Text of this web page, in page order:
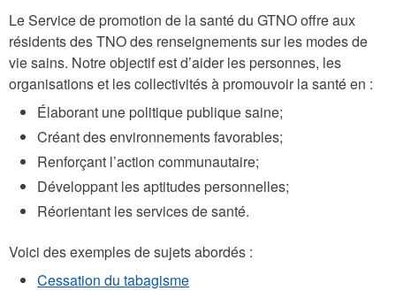
Le Service de promotion de la santé du GTNO offre aux
résidents des TNO des renseignements sur les modes de
vie sains. Notre objectif est d’aider les personnes, les
organisations et les collectivités à promouvoir la santé en :
Élaborant une politique publique saine;
Créant des environnements favorables;
Renforçant l’action communautaire;
Développant les aptitudes personnelles;
Réorientant les services de santé.
Voici des exemples de sujets abordés :
Cessation du tabagisme